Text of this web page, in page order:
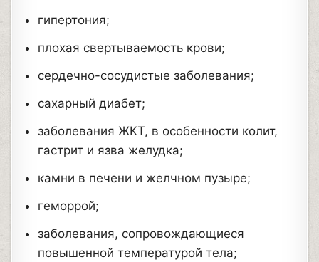
гипертония;
плохая свертываемость крови;
сердечно-сосудистые заболевания;
сахарный диабет;
заболевания ЖКТ, в особенности колит,
гастрит и язва желудка;
камни в печени и желчном пузыре;
геморрой;
заболевания, сопровождающиеся
повышенной температурой тела;